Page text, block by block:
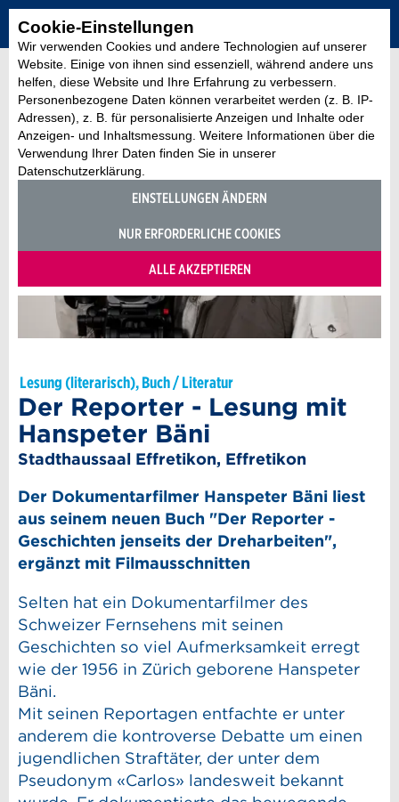
Cookie-Einstellungen
Wir verwenden Cookies und andere Technologien auf unserer
Website. Einige von ihnen sind essenziell, während andere uns
helfen, diese Website und Ihre Erfahrung zu verbessern.
Personenbezogene Daten können verarbeitet werden (z. B. IP-
Adressen), z. B. für personalisierte Anzeigen und Inhalte oder
Anzeigen- und Inhaltsmessung. Weitere Informationen über die
Verwendung Ihrer Daten finden Sie in unserer
Datenschutzerklärung.
EINSTELLUNGEN ÄNDERN
NUR ERFORDERLICHE COOKIES
ALLE AKZEPTIEREN
Lesung (literarisch), Buch / Literatur
Der Reporter - Lesung mit
Hanspeter Bäni
Stadthaussaal Effretikon, Effretikon
Der Dokumentarfilmer Hanspeter Bäni liest
aus seinem neuen Buch "Der Reporter -
Geschichten jenseits der Dreharbeiten",
ergänzt mit Filmausschnitten
Selten hat ein Dokumentarfilmer des
Schweizer Fernsehens mit seinen
Geschichten so viel Aufmerksamkeit erregt
wie der 1956 in Zürich geborene Hanspeter
Bäni.
Mit seinen Reportagen entfachte er unter
anderem die kontroverse Debatte um einen
jugendlichen Straftäter, der unter dem
Pseudonym «Carlos» landesweit bekannt